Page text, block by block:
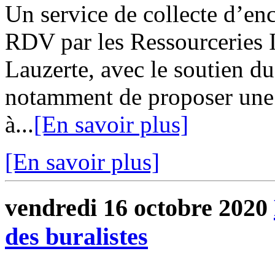
Un service de collecte
RDV par les
Lauzerte, avec le soutien
notamment de proposer
à...[En savoir plus]
[En savoir plus]
vendredi 16 octobre 2020
des buralistes